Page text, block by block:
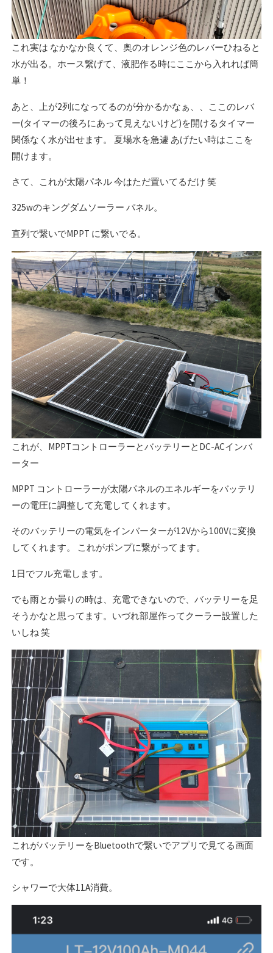
これ実は なかなか良くて、奥のオレンジ色のレバーひねると
水が出る。ホース繋げて、液肥作る時にここから入れれば簡
単！
あと、上が2列になってるのが分かるかなぁ、、ここのレバ
ー(タイマーの後ろにあって見えないけど)を開けるタイマー
関係なく水が出せます。 夏場水を急遽 あげたい時はここを
開けます。
さて、これが太陽パネル 今はただ置いてるだけ 笑
325wのキングダムソーラー パネル。
直列で繋いでMPPT に繋いでる。
これが、MPPTコントローラーとバッテリーとDC-ACインバ
ーター
MPPT コントローラーが太陽パネルのエネルギーをバッテリ
ーの電圧に調整して充電してくれます。
そのバッテリーの電気をインバーターが12Vから100Vに変換
してくれます。 これがポンプに繋がってます。
1日でフル充電します。
でも雨とか曇りの時は、充電できないので、バッテリーを足
そうかなと思ってます。いづれ部屋作ってクーラー設置した
いしね 笑
これがバッテリーをBluetoothで繋いでアプリで見てる画面
です。
シャワーで大体11A消費。